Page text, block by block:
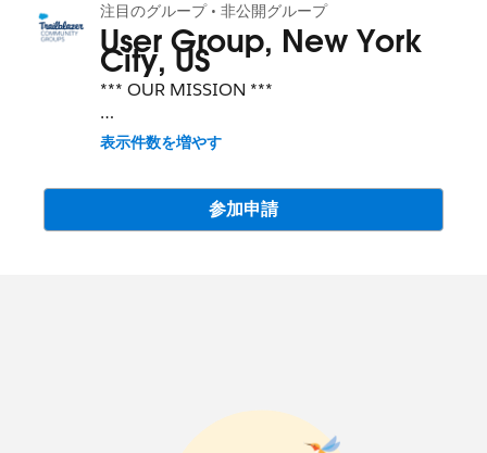
注目のグループ • 非公開グループ
User Group, New York
City, US
*** OUR MISSION ***
Build an enthusiastic community
committed to learning about the
successful adoption.
表示件数を増やす
参加申請